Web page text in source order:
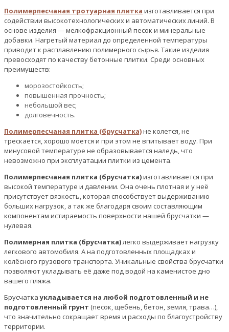
Полимерпесчаная тротуарная плитка изготавливается при
содействии высокотехнологических и автоматических линий. В
основе изделия — мелкофракционный песок и минеральные
добавки. Нагретый материал до определенной температуры
приводит к расплавлению полимерного сырья. Такие изделия
превосходят по качеству бетонные плитки. Среди основных
преимуществ:
морозостойкость;
повышенная прочность;
небольшой вес;
долговечность.
Полимерпесчаная плитка (брусчатка)не колется, не
трескается, хорошо моется и при этом не впитывает воду. При
минусовой температуре не образовывается наледь, что
невозможно при эксплуатации плитки из цемента.
Полимерпесчаная плитка (брусчатка)изготавливается при
высокой температуре и давлении. Она очень плотная и у неё
присутствует вязкость, которая способствует выдерживанию
больших нагрузок, а так же благодаря своим составляющим
компонентам истираемость поверхности нашей брусчатки —
нулевая.
Полимерная плитка (брусчатка)легко выдерживает нагрузку
легкового автомобиля. А на подготовленных площадках и
колёсного грузового транспорта. Уникальные свойства брусчатки
позволяют укладывать её даже под водой на каменистое дно
вашего пляжа.
Брусчаткаукладывается на любой подготовленный и не
подготовленный грунт (песок, щебень, бетон, земля, трава…),
что значительно сокращает время и расходы по благоустройству
территории.